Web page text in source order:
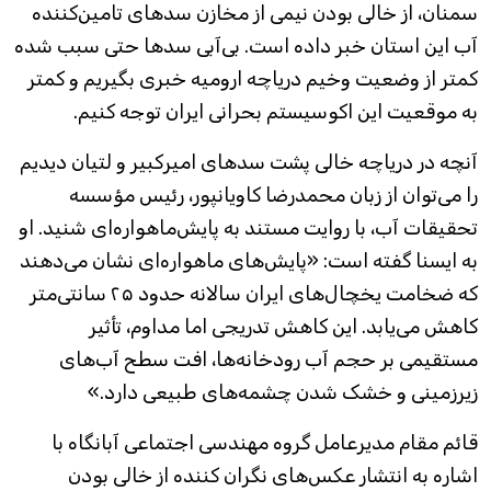
سمنان، از خالی بودن نیمی از مخازن سدهای تامین‌کننده
آب این استان خبر داده‌ است. بی‌آبی سدها حتی سبب شده
کمتر از وضعیت وخیم دریاچه ارومیه خبری بگیریم و کمتر
به موقعیت این اکوسیستم بحرانی ایران توجه کنیم.
آنچه در دریاچه خالی پشت سدهای امیرکبیر و لتیان دیدیم
را می‌توان از زبان محمدرضا کاویانپور، رئیس مؤسسه
تحقیقات آب، با روایت مستند به پایش‌ماهواره‌ای شنید. او
به ایسنا گفته است: «پایش‌های ماهواره‌ای نشان می‌دهند
که ضخامت یخچال‌های ایران سالانه حدود ۲۵ سانتی‌متر
کاهش می‌یابد. این کاهش تدریجی اما مداوم، تأثیر
مستقیمی بر حجم آب رودخانه‌ها، افت سطح آب‌های
زیرزمینی و خشک شدن چشمه‌های طبیعی دارد.»
قائم مقام مدیرعامل گروه مهندسی اجتماعی آبانگاه با
اشاره به انتشار عکس‌های نگران کننده از خالی بودن